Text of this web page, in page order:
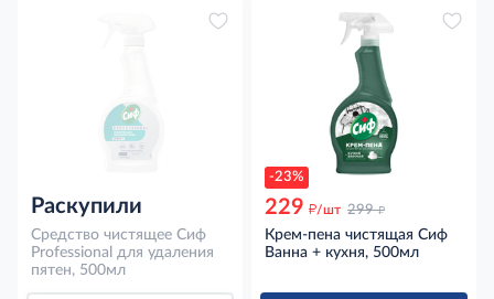
Раскупили
Средство чистящее Сиф
Professional для удаления
пятен, 500мл
-23%
229 д/шт 299 д
Крем-пена чистящая Сиф
Ванна + кухня, 500мл